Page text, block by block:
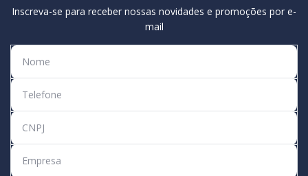
Inscreva-se para receber nossas novidades e promoções por e-
mail